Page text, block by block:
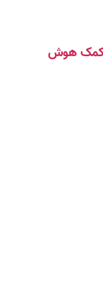
کمک هوش